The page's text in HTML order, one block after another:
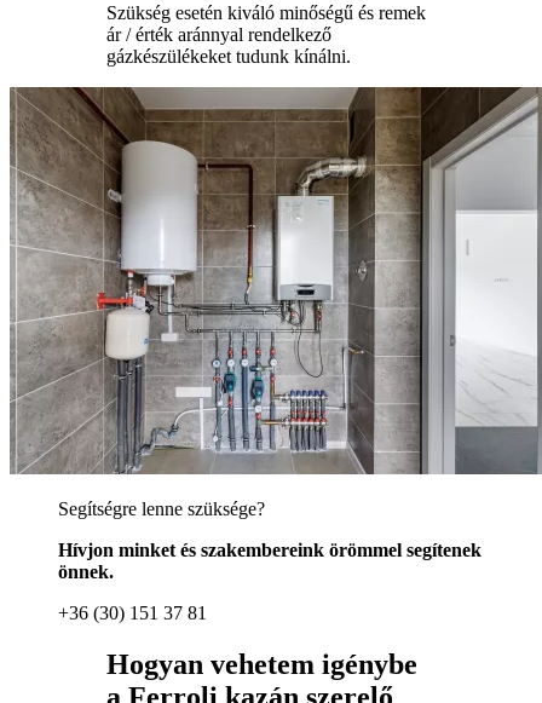
Szükség esetén kiváló minőségű és remek
ár / érték aránnyal rendelkező
gázkészülékeket tudunk kínálni.
Segítségre lenne szüksége?
Hívjon minket és szakembereink örömmel segítenek
önnek.
+36 (30) 151 37 81
Hogyan vehetem igénybe